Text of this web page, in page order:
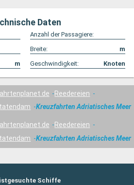
Daten
Anzahl der Passagiere:
Breite:
m
m Geschwindigkeit: Knoten
Reedereien
Kreuzfahrten Adriatisches Meer
Reedereien
Kreuzfahrten Adriatisches Meer
Schiffe